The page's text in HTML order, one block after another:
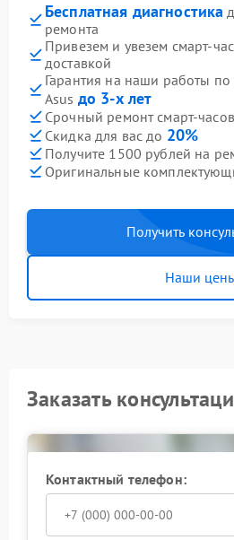
Бесплатная диагностика
ремонта
Привезем и увезем смарт-
доставкой
Гарантия на наши работы по
Asus до 3-х лет
Срочный ремонт смарт-
Скидка для вас до 20%
Получите 1500 рублей на
Оригинальные
Получить
Наши
Заказать
Контактный телефон: